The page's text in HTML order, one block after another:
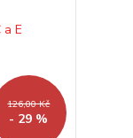
126,00 Kč
- 29 %